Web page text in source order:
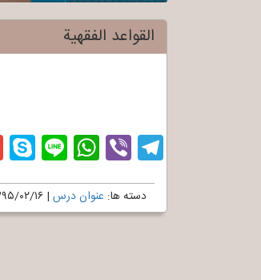
القواعد الفقهیة
Telegram
Viber
دسته ها: عنوان درس | ۱۳۹۵/